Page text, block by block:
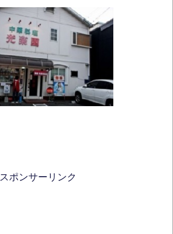
スポンサーリンク